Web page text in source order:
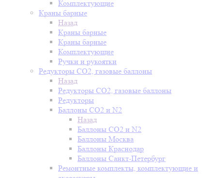
Комплектующие
Краны барные
Назад
Краны барные
Краны барные
Комплектующие
Ручки и рукоятки
Редукторы СО2, газовые баллоны
Назад
Редукторы СО2, газовые баллоны
Редукторы
Баллоны СО2 и N2
Назад
Баллоны СО2 и N2
Баллоны Москва
Баллоны Краснодар
Баллоны Санкт-Петербург
Ремонтные комплекты, комплектующие и